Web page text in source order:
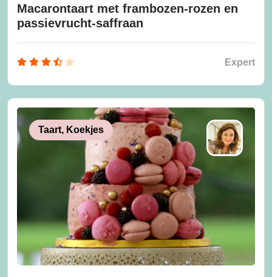
Macarontaart met frambozen-rozen en
passievrucht-saffraan
Expert
Taart, Koekjes